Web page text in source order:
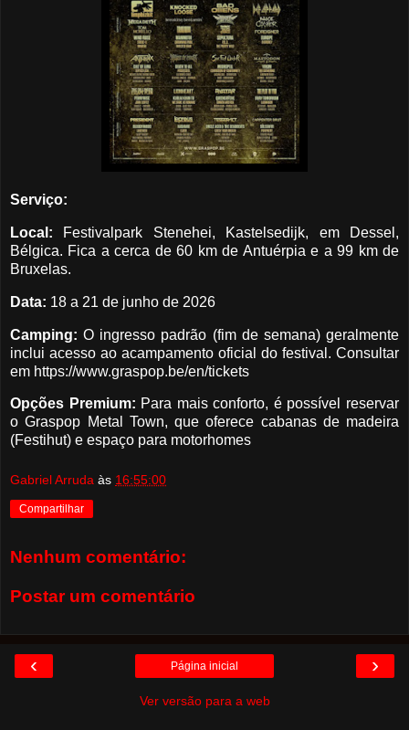
Serviço:
Local: Festivalpark Stenehei, Kastelsedijk, em Dessel,
Bélgica. Fica a cerca de 60 km de Antuérpia e a 99 km de
Bruxelas.
Data: 18 a 21 de junho de 2026
Camping: O ingresso padrão (fim de semana) geralmente
inclui acesso ao acampamento oficial do festival. Consultar
em https://www.graspop.be/en/tickets
Opções Premium: Para mais conforto, é possível reservar
o Graspop Metal Town, que oferece cabanas de madeira
(Festihut) e espaço para motorhomes
Gabriel Arruda às 16:55:00
Compartilhar
Nenhum comentário:
Postar um comentário
‹ ›
Página inicial
Ver versão para a web